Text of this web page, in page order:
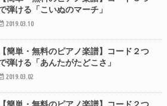
弾ける「こいぬのマーチ」
2019.03.10
【簡単・無料のピアノ楽譜】コード２つ
弾ける「あんたがたどこさ」
2019.03.02